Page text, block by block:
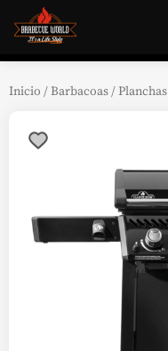
Inicio /Barbacoas /Planchas